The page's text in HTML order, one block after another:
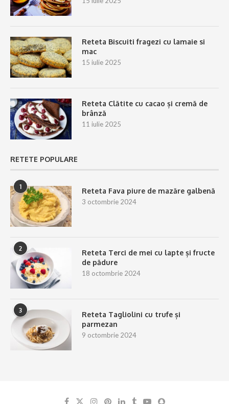
Reteta Biscuiti fragezi cu lamaie si
mac
15 iulie 2025
Reteta Clătite cu cacao și cremă de
brânză
11 iulie 2025
RETETE POPULARE
1
Reteta Fava piure de mazăre galbenă
3 octombrie 2024
2
Reteta Terci de mei cu lapte și fructe
de pădure
18 octombrie 2024
3
Reteta Tagliolini cu trufe și
parmezan
9 octombrie 2024